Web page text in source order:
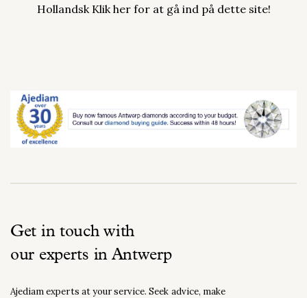
Hollandsk Klik her for at gå ind på dette site!
Get in touch with
our experts in Antwerp
Ajediam experts at your service. Seek advice, make